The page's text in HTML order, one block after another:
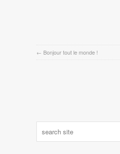
← Bonjour tout le monde !